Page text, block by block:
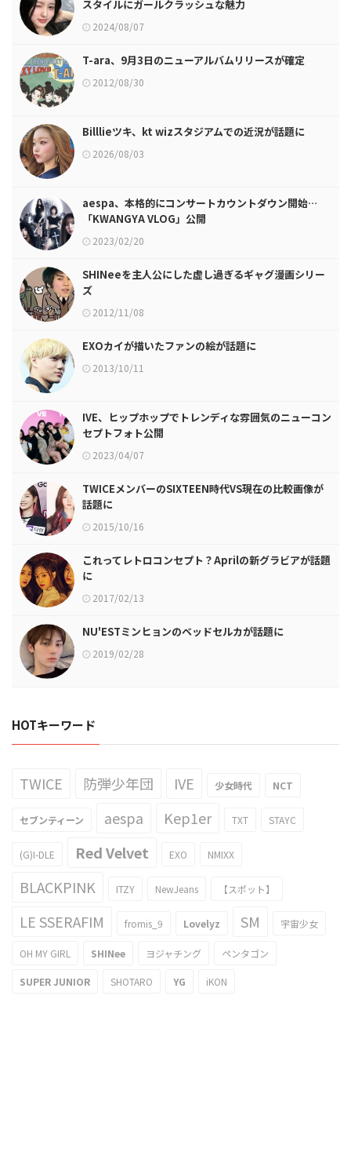
スタイルにガールクラッシュな魅力
2024/08/07
T-ara、9月3日のニューアルバムリリースが確定
2012/08/30
Billlieツキ、kt wizスタジアムでの近況が話題に
2026/08/03
aespa、本格的にコンサートカウントダウン開始…
「KWANGYA VLOG」公開
2023/02/20
SHINeeを主人公にした虚し過ぎるギャグ漫画シリー
ズ
2012/11/08
EXOカイが描いたファンの絵が話題に
2013/10/11
IVE、ヒップホップでトレンディな雰囲気のニューコン
セプトフォト公開
2023/04/07
TWICEメンバーのSIXTEEN時代VS現在の比較画像が
話題に
2015/10/16
これってレトロコンセプト？Aprilの新グラビアが話題
に
2017/02/13
NU'ESTミンヒョンのベッドセルカが話題に
2019/02/28
HOTキーワード
TWICE 防弾少年団 IVE 少女時代 NCT
セブンティーン aespa Kep1er TXT STAYC
(G)I-DLE Red Velvet EXO NMIXX
BLACKPINK ITZY NewJeans 【スポット】
LE SSERAFIM fromis_9 Lovelyz SM 宇宙少女
OH MY GIRL SHINee ヨジャチング ペンタゴン
SUPER JUNIOR SHOTARO YG iKON